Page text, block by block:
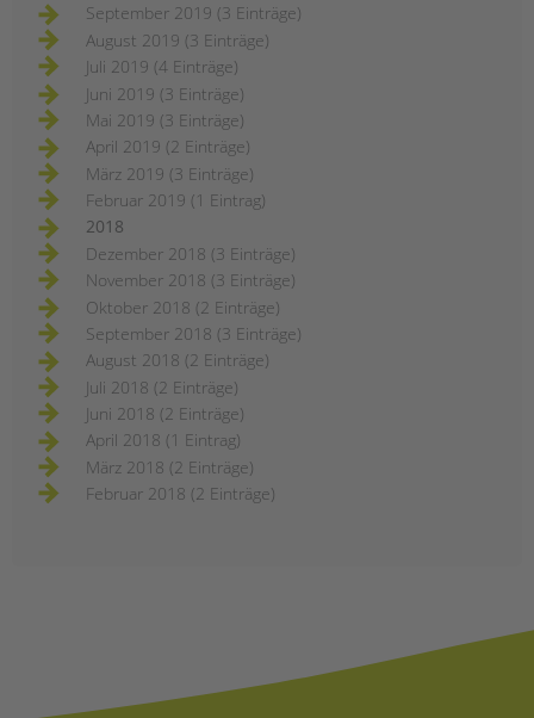
September 2019 (3 Einträge)
August 2019 (3 Einträge)
Juli 2019 (4 Einträge)
Juni 2019 (3 Einträge)
Mai 2019 (3 Einträge)
April 2019 (2 Einträge)
März 2019 (3 Einträge)
Februar 2019 (1 Eintrag)
2018
Dezember 2018 (3 Einträge)
November 2018 (3 Einträge)
Oktober 2018 (2 Einträge)
September 2018 (3 Einträge)
August 2018 (2 Einträge)
Juli 2018 (2 Einträge)
Juni 2018 (2 Einträge)
April 2018 (1 Eintrag)
März 2018 (2 Einträge)
Februar 2018 (2 Einträge)